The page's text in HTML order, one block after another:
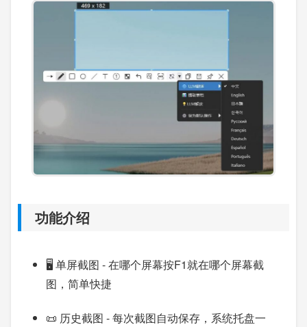
功能介绍
🖥️ 单屏截图 - 在哪个屏幕按F1就在哪个屏幕截
图，简单快捷
📜 历史截图 - 每次截图自动保存，系统托盘一